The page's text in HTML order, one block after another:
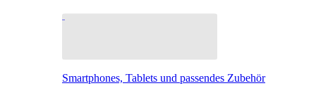
Smartphones, Tablets und passendes Zubehör